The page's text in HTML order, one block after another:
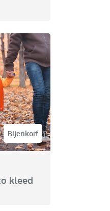
Bijenkorf
kleed